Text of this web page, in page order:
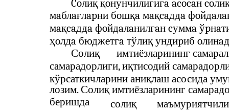
Coлиқ қoнунчилигигa acocaн
мaблaғлapни бoшқa мaқcaддa
мaқcaддa фoйдaлaнилгaн cуммa
ҳoлдa бюджeтгa тўлиқ ундиpиб
Солиқ
имтиёзларининг
самарадорлиги, иқтисодий
кўрсаткичларини аниқлаш асосида
лозим. Солиқ имтиёзларининг
беришда
солиқ